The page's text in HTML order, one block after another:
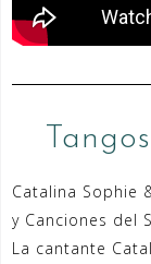
Catalina Sophie
y Canciones del
La cantante